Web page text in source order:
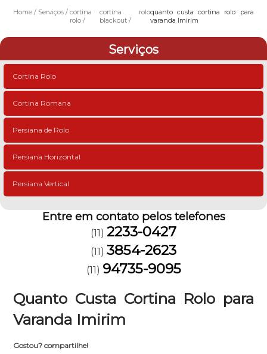
Home Serviços
cortina
rolo
cortina rolo
blackout
quanto custa cortina rolo para
varanda Imirim
Serviços
Cortina Rolo
Cortina Romana
Persiana de Rolo
Persiana Horizontal
Persiana Vertical
Entre em contato pelos telefones
(11) 2233-0427
(11) 3854-2623
(11) 94735-9095
Quanto Custa Cortina Rolo para
Varanda Imirim
Gostou? compartilhe!